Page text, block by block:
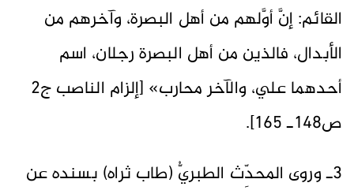
القائم: إنَّ أوَّلهم من أهل البصرة، وآخرهم من
الأبدال، فالذين من أهل البصرة رجلان، اسم
أحدهما علي، والآخر محارب» [إلزام الناصب ج2
ص148ـ 165].
3ـ وروى المحدِّث الطبريُّ (طاب ثراه) بسنده عن